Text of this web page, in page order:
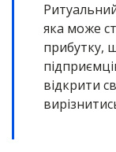
яка може
прибутку,
відкрити